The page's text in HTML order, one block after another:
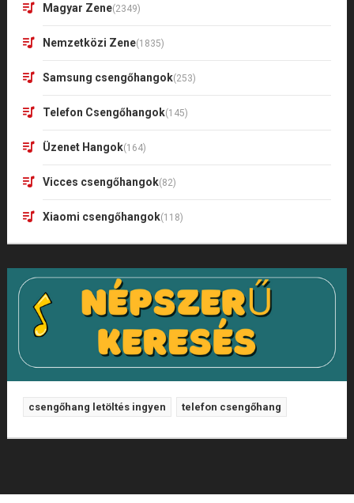
Magyar Zene(2349)
Nemzetközi Zene(1835)
Samsung csengőhangok(253)
Telefon Csengőhangok(145)
Üzenet Hangok(164)
Vicces csengőhangok(82)
Xiaomi csengőhangok(118)
csengőhang letöltés ingyen telefon csengőhang